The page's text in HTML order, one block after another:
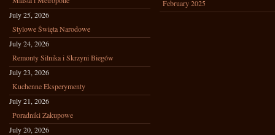
July 25, 2026
Stylowe Święta Narodowe
July 24, 2026
Remonty Silnika i Skrzyni Biegów
July 23, 2026
Kuchenne Eksperymenty
July 21, 2026
Poradniki Zakupowe
July 20, 2026
February 2025